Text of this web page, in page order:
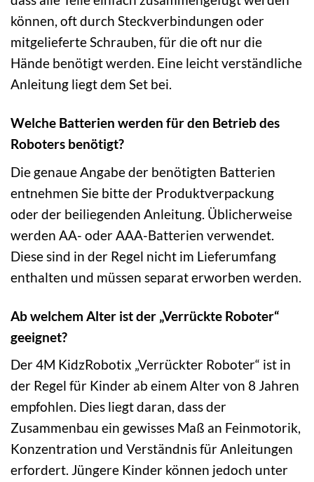
können, oft durch Steckverbindungen oder
mitgelieferte Schrauben, für die oft nur die
Hände benötigt werden. Eine leicht verständliche
Anleitung liegt dem Set bei.
Welche Batterien werden für den Betrieb des
Roboters benötigt?
Die genaue Angabe der benötigten Batterien
entnehmen Sie bitte der Produktverpackung
oder der beiliegenden Anleitung. Üblicherweise
werden AA- oder AAA-Batterien verwendet.
Diese sind in der Regel nicht im Lieferumfang
enthalten und müssen separat erworben werden.
Ab welchem Alter ist der „Verrückte Roboter“
geeignet?
Der 4M KidzRobotix „Verrückter Roboter“ ist in
der Regel für Kinder ab einem Alter von 8 Jahren
empfohlen. Dies liegt daran, dass der
Zusammenbau ein gewisses Maß an Feinmotorik,
Konzentration und Verständnis für Anleitungen
erfordert. Jüngere Kinder können jedoch unter